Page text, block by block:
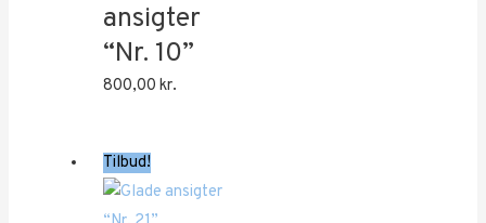
ansigter
“Nr. 10”
800,00kr.
Tilbud!